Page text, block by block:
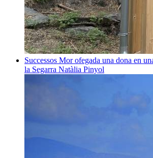
Successos Mor ofegada una dona en
la Segarra Natàlia Pinyol